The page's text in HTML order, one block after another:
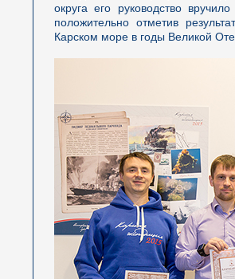
округа его руководство
положительно отметив
Карском море в годы Великой